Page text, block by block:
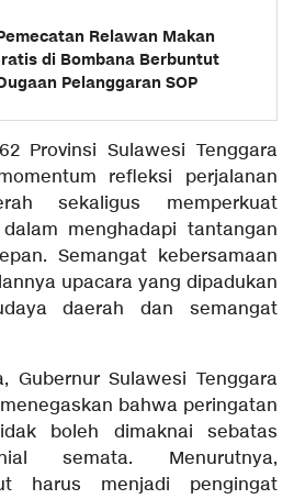
Relawan Makan
di Bombana Berbuntut
Pelanggaran SOP
Provinsi Sulawesi Tenggara
refleksi perjalanan
sekaligus memperkuat
menghadapi tantangan
Semangat kebersamaan
upacara yang dipadukan
daerah dan semangat
Gubernur Sulawesi Tenggara
bahwa peringatan
boleh dimaknai sebatas
semata. Menurutnya,
harus menjadi pengingat